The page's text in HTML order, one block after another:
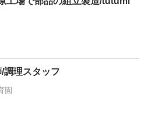
調理スタッフ
園